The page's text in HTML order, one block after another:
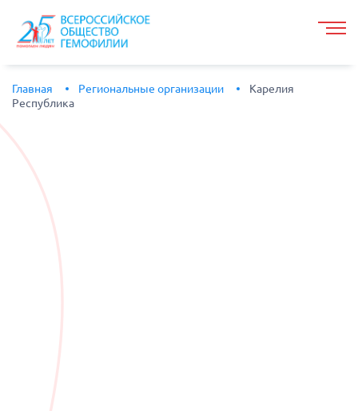
Главная Региональные организации
Карелия
Республика